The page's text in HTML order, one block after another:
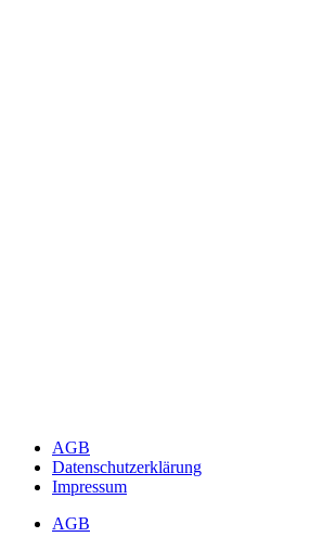
AGB
Datenschutzerklärung
Impressum
AGB